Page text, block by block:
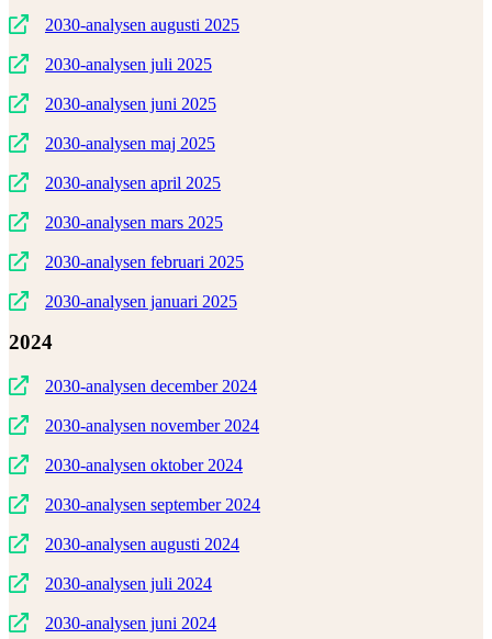
2030-analysen augusti 2025
2030-analysen juli 2025
2030-analysen juni 2025
2030-analysen maj 2025
2030-analysen april 2025
2030-analysen mars 2025
2030-analysen februari 2025
2030-analysen januari 2025
2024
2030-analysen december 2024
2030-analysen november 2024
2030-analysen oktober 2024
2030-analysen september 2024
2030-analysen augusti 2024
2030-analysen juli 2024
2030-analysen juni 2024